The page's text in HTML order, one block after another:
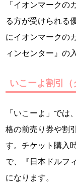
「イオンマークの
る方が受けられる
にイオンマークの
ィンセンター』の
いこーよ割引（
「いこーよ」では
格の前売り券や割
す。チケット購入
で、『日本ドルフ
になります。